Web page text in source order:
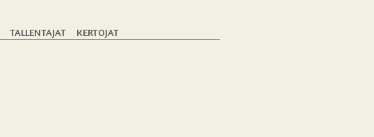
TALLENTAJAT KERTOJAT